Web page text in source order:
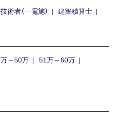
術者（一電施） 建築積算士
～50万
51万～60万